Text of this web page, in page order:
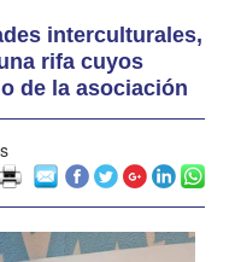
interculturales,
rifa cuyos
de la asociación